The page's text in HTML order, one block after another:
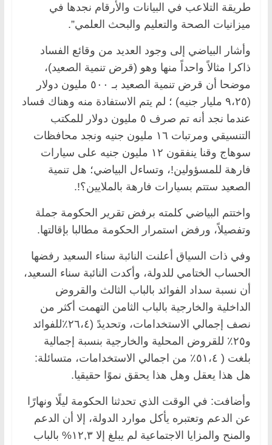
طريقة التلاعب في البيانات والأرقام نجدها في
ميزانيات الصحة والتعليم والبحث العلمي”.
وأشار البياضي إلى وجود العديد من وقائع الفساد
ذاكرا مثالاً واحداً منها وهو (قرض تنمية الصعيد)،
موضحا أن قرض تنمية الصعيد بـ ٥٠٠ مليون دولار
(٩،٢٥ مليار جنيه) ؛ لم يتم الاستفادة منه وهناك فساد
عندما نجد أنه تم صرف ٥ مليون دولار للمكتب
التنسيقي ومرتبات ١٦ مليون جنيه ونجد محافظات
سوهاج وقنا ينفقون ١٢ مليون جنيه على سيارات
فارهة للمسؤولين!، وتساءل البياضي؛ هل تنمية
الصعيد ستتم بسيارات فارهة بالملايين؟!.
واختتم البياضي كلمته برفض تقرير الحكومة جملة
وتفصيلاً، ورفض استمرار الحكومة مطالبا بإقالتها.
وفي ذات السياق أعلنت النائبة سناء السعيد رفضها
الحساب الختامي للدولة، وأكدت النائبة سناء السعيد،
أن نسبة سداد الفوائد بالباب الثالث والقروض
الداخلية والخارجية بالباب الثامن التهمت أكثر من
نصف إجمالي الاستخدامات، وتحديدً (٢٦،٤٪للفوائد
و٢٥٪ للقروض المحلية والخارجية بنسبة إجمالية
بلغت ( ٥١،٤٪ من اجمالي الاستخدامات، متسائلة:
هل هذا يعقل وهل هذا يحقق نموًا حقيقيا.
وأضافت: في الوقت الذي تحدثنا الحكومة ليلًا ونهارًا
عن الدعم وتعتبره يأكل موارد الدولة، إلا أن الدعم
والمنح والمزايا الاجتماعية لم يبلغ إلا ١٢,٣% بالباب